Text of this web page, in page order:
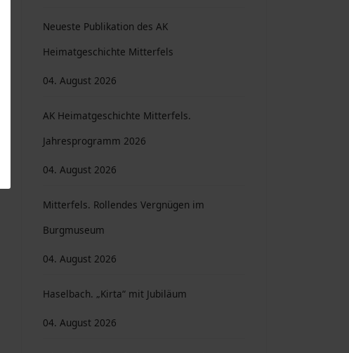
Neueste Publikation des AK
Heimatgeschichte Mitterfels
04. August 2026
AK Heimatgeschichte Mitterfels.
Jahresprogramm 2026
04. August 2026
Mitterfels. Rollendes Vergnügen im
Burgmuseum
04. August 2026
Haselbach. „Kirta“ mit Jubiläum
04. August 2026